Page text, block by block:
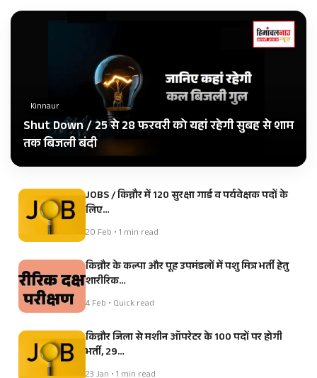
Kinnaur
Shut Down / 25 से 28 फरवरी को यहां रहेगी सुबह से शाम
तक बिजली बंदी
JOBS / किन्नौर में 120 सुरक्षा गार्ड व पर्यवेक्षक पदों के
लिए…
20 Feb • 1 min read
किन्नौर के कल्पा और पूह उपमंडलों में पशु मित्र भर्ती हेतु
शारीरिक…
4 Feb • Quick read
किन्नौर जिला से मशीन ऑपरेटर के 100 पदों पर होगी
भर्ती, 29…